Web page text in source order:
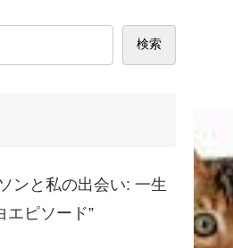
検索
ンと私の出会い: 一生
エピソード”